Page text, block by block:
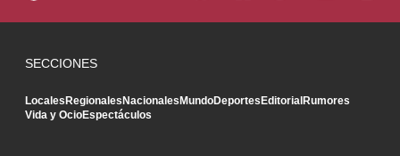
SECCIONES
LocalesRegionalesNacionalesMundoDeportesEditorialRumores
Vida y OcioEspectáculos